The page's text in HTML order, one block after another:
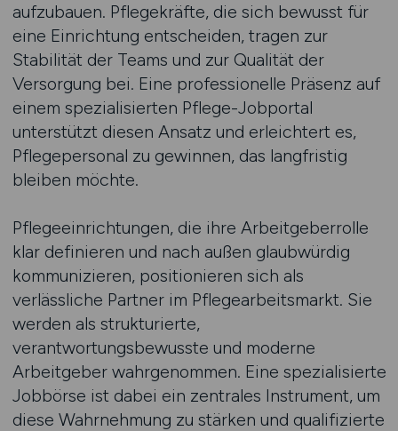
aufzubauen. Pflegekräfte, die sich bewusst für
eine Einrichtung entscheiden, tragen zur
Stabilität der Teams und zur Qualität der
Versorgung bei. Eine professionelle Präsenz auf
einem spezialisierten Pflege-Jobportal
unterstützt diesen Ansatz und erleichtert es,
Pflegepersonal zu gewinnen, das langfristig
bleiben möchte.
Pflegeeinrichtungen, die ihre Arbeitgeberrolle
klar definieren und nach außen glaubwürdig
kommunizieren, positionieren sich als
verlässliche Partner im Pflegearbeitsmarkt. Sie
werden als strukturierte,
verantwortungsbewusste und moderne
Arbeitgeber wahrgenommen. Eine spezialisierte
Jobbörse ist dabei ein zentrales Instrument, um
diese Wahrnehmung zu stärken und qualifizierte